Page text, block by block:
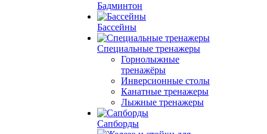
Бадминтон
Бассейны
Специальные тренажеры
Горнолыжные
тренажёры
Инверсионные столы
Канатные тренажеры
Лыжные тренажеры
Сапборды